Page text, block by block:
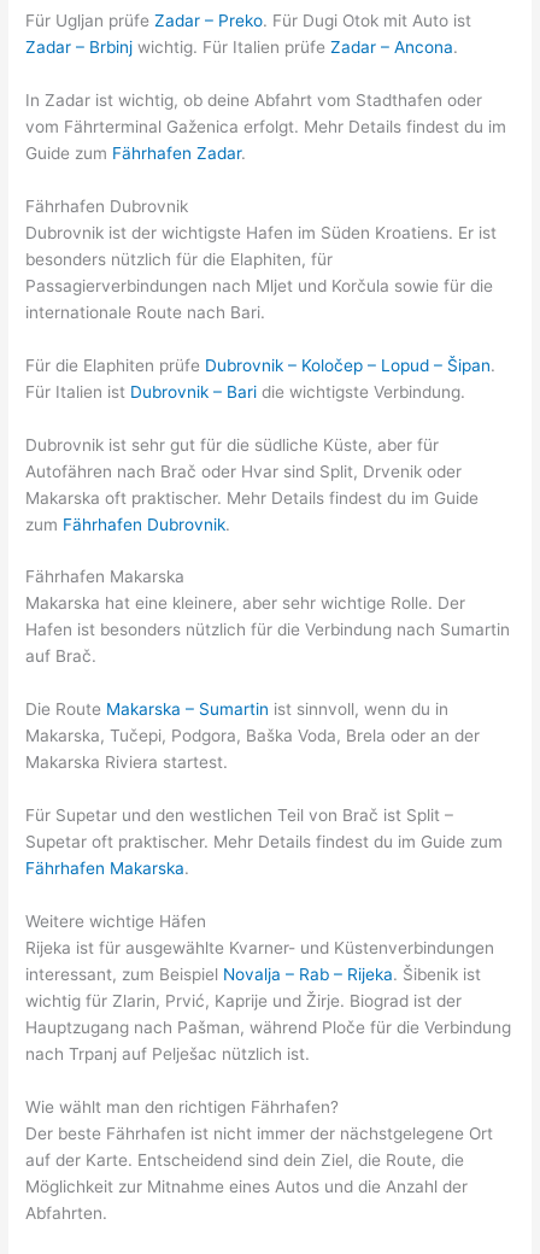
Für Ugljan prüfeZadar – Preko. Für Dugi Otok mit Auto ist
Zadar – Brbinj wichtig. Für Italien prüfeZadar – Ancona.
In Zadar ist wichtig, ob deine Abfahrt vom Stadthafen oder
vom Fährterminal Gaženica erfolgt. Mehr Details findest du im
Guide zum Fährhafen Zadar.
Fährhafen Dubrovnik
Dubrovnik ist der wichtigste Hafen im Süden Kroatiens. Er ist
besonders nützlich für die Elaphiten, für
Passagierverbindungen nach Mljet und Korčula sowie für die
internationale Route nach Bari.
Für die Elaphiten prüfe Dubrovnik – Koločep – Lopud – Šipan.
Für Italien ist Dubrovnik – Bari die wichtigste Verbindung.
Dubrovnik ist sehr gut für die südliche Küste, aber für
Autofähren nach Brač oder Hvar sind Split, Drvenik oder
Makarska oft praktischer. Mehr Details findest du im Guide
zum Fährhafen Dubrovnik.
Fährhafen Makarska
Makarska hat eine kleinere, aber sehr wichtige Rolle. Der
Hafen ist besonders nützlich für die Verbindung nach Sumartin
auf Brač.
Die Route Makarska – Sumartin ist sinnvoll, wenn du in
Makarska, Tučepi, Podgora, Baška Voda, Brela oder an der
Makarska Riviera startest.
Für Supetar und den westlichen Teil von Brač ist Split –
Supetar oft praktischer. Mehr Details findest du im Guide zum
Fährhafen Makarska.
Weitere wichtige Häfen
Rijeka ist für ausgewählte Kvarner- und Küstenverbindungen
interessant, zum Beispiel Novalja – Rab – Rijeka. Šibenik ist
wichtig für Zlarin, Prvić, Kaprije und Žirje. Biograd ist der
Hauptzugang nach Pašman, während Ploče für die Verbindung
nach Trpanj auf Pelješac nützlich ist.
Wie wählt man den richtigen Fährhafen?
Der beste Fährhafen ist nicht immer der nächstgelegene Ort
auf der Karte. Entscheidend sind dein Ziel, die Route, die
Möglichkeit zur Mitnahme eines Autos und die Anzahl der
Abfahrten.